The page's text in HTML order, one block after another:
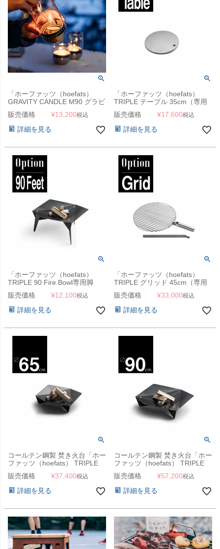
「ホーファッツ（hoefats）
GRAVITY CANDLE M90 グラビ
ティキャンドルランタン」
販売価格 ¥13,200税込
詳細を見る
「ホーファッツ（hoefats）
TRIPLE テーブル 35cm（専用
ホットプレート）」
販売価格 ¥17,600税込
詳細を見る
「ホーファッツ（hoefats）
TRIPLE 90 Fire Bowl専用脚
TRIPLE 90 Feet」
販売価格 ¥12,100税込
詳細を見る
「ホーファッツ（hoefats）
TRIPLE グリッド 45cm（専用
グリル網）」
販売価格 ¥33,000税込
詳細を見る
コールテン鋼製 焚き火台「ホー
ファッツ（hoefats） TRIPLE
ファイヤーボウル 65cm」
販売価格 ¥37,400税込
詳細を見る
コールテン鋼製 焚き火台「ホー
ファッツ（hoefats） TRIPLE
ファイヤーボウル 90cm」
販売価格 ¥57,200税込
詳細を見る